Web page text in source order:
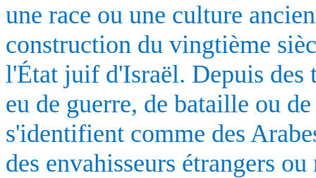
une race ou une culture
construction du vingtième
l'État juif d'Israël. Depuis
eu de guerre, de bataille ou
s'identifient comme des
des envahisseurs étrangers